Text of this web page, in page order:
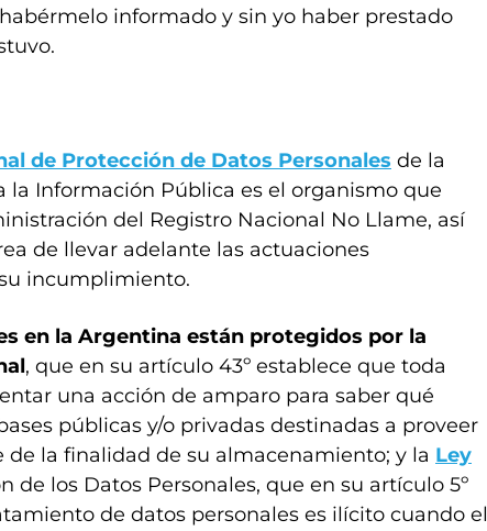
informado y sin yo haber prestado
de Protección de Datos Personales de la
la Información Pública es el organismo que
del Registro Nacional No Llame, así
de llevar adelante las actuaciones
incumplimiento.
en la Argentina están protegidos por la
, que en su artículo 43º establece que toda
una acción de amparo para saber qué
públicas y/o privadas destinadas a proveer
de la finalidad de su almacenamiento; y la Ley
de los Datos Personales, que en su artículo 5º
de datos personales es ilícito cuando el